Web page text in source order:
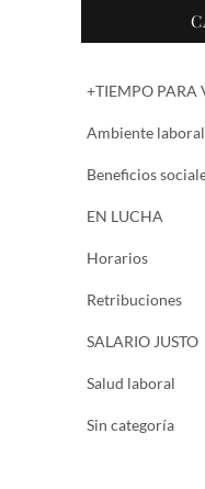
+TIEMPO PARA
Ambiente laboral
Beneficios
EN LUCHA
Horarios
Retribuciones
SALARIO JUSTO
Salud laboral
Sin categoría